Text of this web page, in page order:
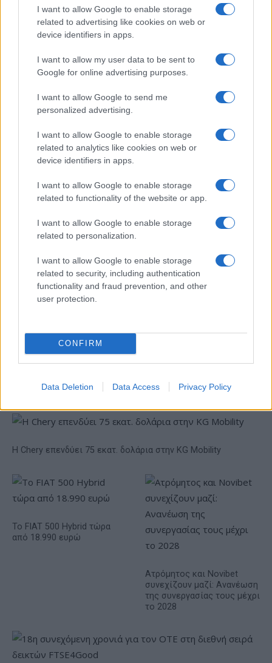
I want to allow Google to enable storage
related to advertising like cookies on web or
device identifiers in apps.
I want to allow my user data to be sent to
Google for online advertising purposes.
I want to allow Google to send me
personalized advertising.
I want to allow Google to enable storage
related to analytics like cookies on web or
device identifiers in apps.
I want to allow Google to enable storage
related to functionality of the website or app.
I want to allow Google to enable storage
related to personalization.
I want to allow Google to enable storage
related to security, including authentication
functionality and fraud prevention, and other
user protection.
CONFIRM
Data Deletion Data Access Privacy Policy
Εθνική Κορασίδων:
Απέναντι στη Δανία για το
stream)
ΠΑΟΚ: Από σήμερα στη
ανοίγει δρόμο για δάνεια έως 5 δισ. σε μικρομεσαίες
Β.Σ. Καρούλιας: Τζίρος 98,7
εκατ. ευρώ και αύξηση
αγορά ενέργειας
Η Chery επενδύει 75 εκατ. δολάρια στην KG Mobility
Το FIAT 500 Hybrid τώρα
από 18.990 ευρώ
Ατρόμητος και Novibet
συνεχίζουν μαζί: Ανανέωση
της συνεργασίας τους μέχρι
το 2028